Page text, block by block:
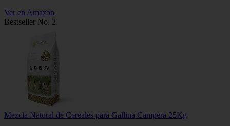
Ver en Amazon
Bestseller No. 2
Mezcla Natural de Cereales para Gallina Campera 25Kg